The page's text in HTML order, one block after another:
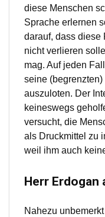
diese Menschen
Sprache erlernen
darauf, dass diese
nicht verlieren
mag. Auf jeden
seine
auszuloten. Der
keineswegs
versucht, die
als Druckmittel zu
weil ihm auch
Herr Erdogan
Nahezu